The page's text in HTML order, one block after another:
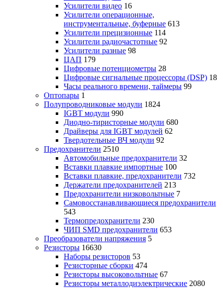
Усилители видео 16
Усилители операционные,
инструментальные, буферные 613
Усилители прецизионные 114
Усилители радиочастотные 92
Усилители разные 98
ЦАП 179
Цифровые потенциометры 28
Цифровые сигнальные процессоры (DSP) 18
Часы реального времени, таймеры 99
Оптопары 1
Полупроводниковые модули 1824
IGBT модули 990
Диодно-тиристорные модули 680
Драйверы для IGBT модулей 62
Твердотельные ВЧ модули 92
Предохранители 2510
Автомобильные предохранители 32
Вставки плавкие импортные 100
Вставки плавкие, предохранители 732
Держатели предохранителей 213
Предохранители низковольтные 7
Самовосстанавливающиеся предохранители
543
Термопредохранители 230
ЧИП SMD предохранители 653
Преобразователи напряжения 5
Резисторы 16630
Наборы резисторов 53
Резисторные сборки 474
Резисторы высоковольтные 67
Резисторы металлодиэлектрические 2080